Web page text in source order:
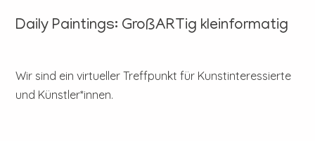
Daily Paintings: GroßARTig kleinformatig
Wir sind ein virtueller Treffpunkt für Kunstinteressierte
und Künstler*innen.